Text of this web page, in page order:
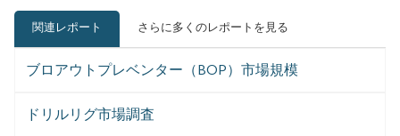
関連レポート さらに多くのレポートを見る
ブロアウトプレベンター（BOP）市場規模
ドリルリグ市場調査